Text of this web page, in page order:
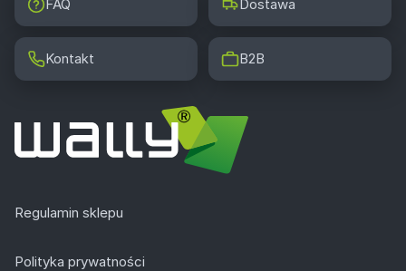
FAQ Dostawa
Kontakt B2B
Regulamin sklepu
Polityka prywatności